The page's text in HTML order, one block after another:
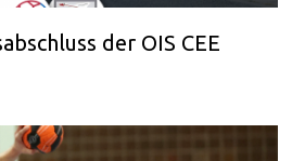
der OIS CEE